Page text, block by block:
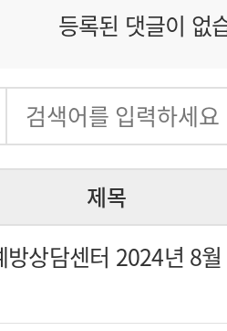
등록된 댓글이 없
제목
방상담센터 2024년 8